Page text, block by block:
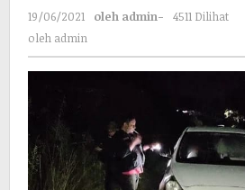
19/06/2021 oleh admin-
4511 Dilihat
oleh admin